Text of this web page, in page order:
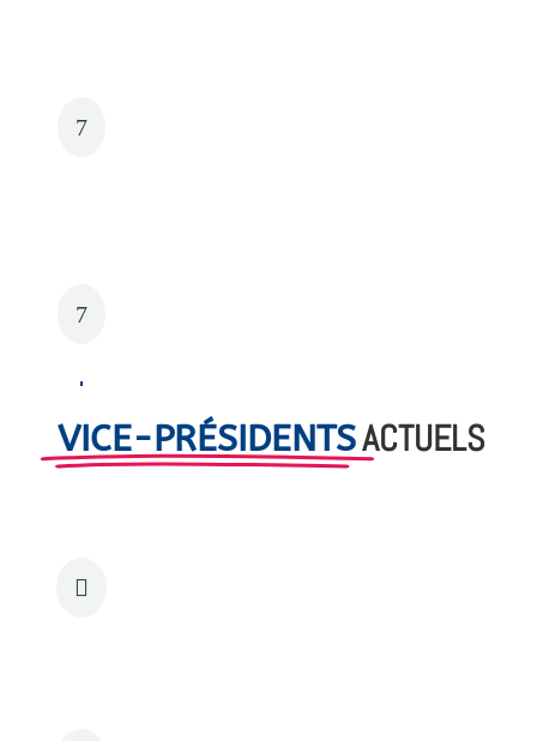
7
7
VICE-PRÉSIDENTSACTUELS
